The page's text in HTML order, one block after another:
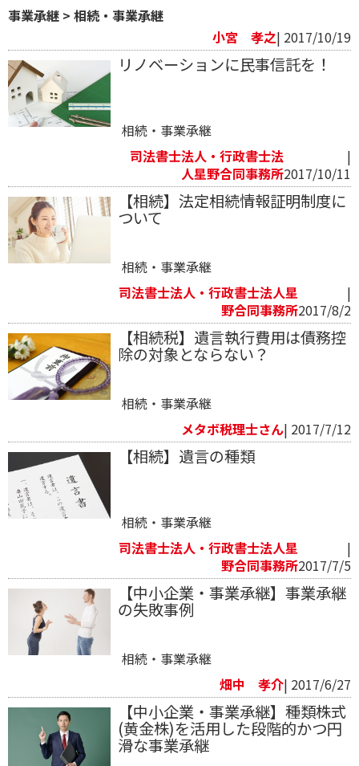
事業承継 > 相続・事業承継
小宮 孝之| 2017/10/19
リノベーションに民事信託を！
相続・事業承継
司法書士法人・行政書士法
人星野合同事務所
|
2017/10/11
【相続】法定相続情報証明制度に
ついて
相続・事業承継
司法書士法人・行政書士法人星
野合同事務所
|
2017/8/2
【相続税】遺言執行費用は債務控
除の対象とならない？
相続・事業承継
メタボ税理士さん| 2017/7/12
【相続】遺言の種類
相続・事業承継
司法書士法人・行政書士法人星
野合同事務所
|
2017/7/5
【中小企業・事業承継】事業承継
の失敗事例
相続・事業承継
畑中 孝介| 2017/6/27
【中小企業・事業承継】種類株式
(黄金株)を活用した段階的かつ円
滑な事業承継